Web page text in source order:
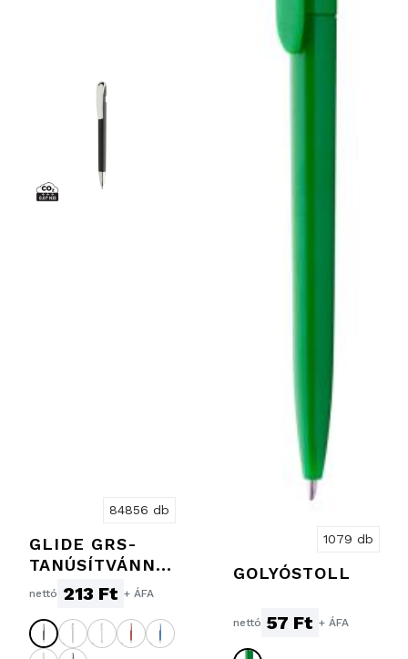
84856 db
GLIDE GRS-
TANÚSÍTVÁNNY
AL
RENDELKEZŐ
R-ABS FÉM
KLIPSZES TOLL
nettó 213 Ft + ÁFA
1079 db
GOLYÓSTOLL
nettó 57 Ft + ÁFA